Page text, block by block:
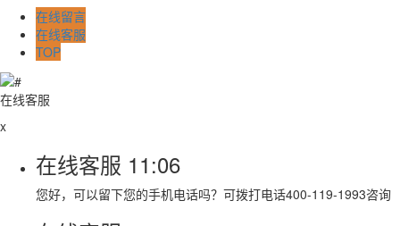
在线留言
在线客服
TOP
在线客服
x
在线客服 11:06
您好，可以留下您的手机电话吗？可拨打电话400-119-1993咨询